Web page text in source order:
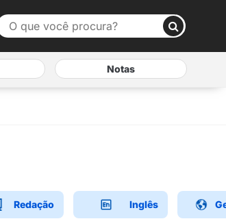
Notas
Redação Inglês